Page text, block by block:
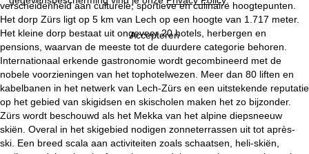
Accepteren
p
a
g
i
n
verscheidenheid aan culturele, sportieve en culinaire hoogtepunten.
Het dorp Zürs ligt op 5 km van Lech op een hoogte van 1.717 meter.
Het kleine dorp bestaat uit ongeveer 20 hotels, herbergen en
pensions, waarvan de meeste tot de duurdere categorie behoren.
Internationaal erkende gastronomie wordt gecombineerd met de
nobele voorzieningen van het tophotelwezen. Meer dan 80 liften en
kabelbanen in het netwerk van Lech-Zürs en een uitstekende reputatie
op het gebied van skigidsen en skischolen maken het zo bijzonder.
Zürs wordt beschouwd als het Mekka van het alpine diepsneeuw
skiën. Overal in het skigebied nodigen zonneterrassen uit tot après-
ski. Een breed scala aan activiteiten zoals schaatsen, heli-skiën,